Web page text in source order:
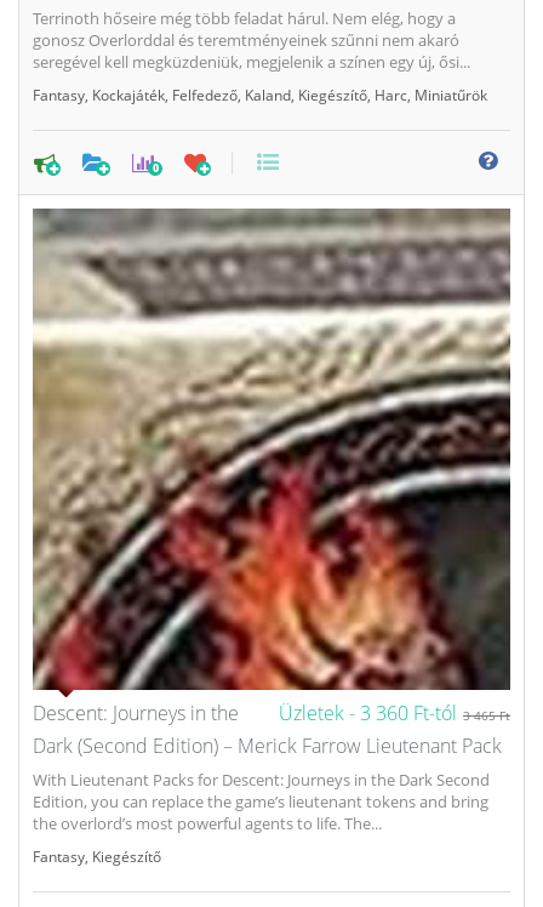
Terrinoth hőseire még több feladat hárul. Nem elég, hogy a
gonosz Overlorddal és teremtményeinek szűnni nem akaró
seregével kell megküzdeniük, megjelenik a színen egy új, ősi...
Fantasy, Kockajáték, Felfedező, Kaland, Kiegészítő, Harc, Miniatűrök
0
Üzletek -3 360 Ft-tól 3 465 Ft
Descent: Journeys in the
Dark (Second Edition) – Merick Farrow Lieutenant Pack
With Lieutenant Packs for Descent: Journeys in the Dark Second
Edition, you can replace the game’s lieutenant tokens and bring
the overlord’s most powerful agents to life. The...
Fantasy, Kiegészítő